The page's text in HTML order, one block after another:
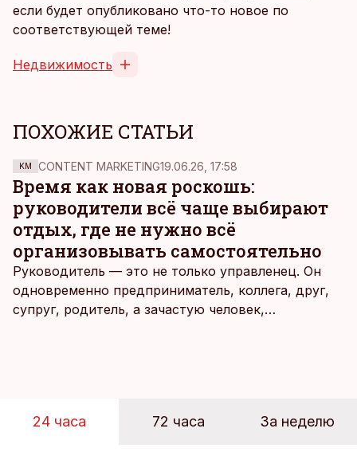
если будет опубликовано что-то новое по
соответствующей теме!
Недвижимость
ПОХОЖИЕ СТАТЬИ
KM CONTENT MARKETING19.06.26, 17:58
Время как новая роскошь:
руководители всё чаще выбирают
отдых, где не нужно всё
организовывать самостоятельно
Руководитель — это не только управленец. Он
одновременно предприниматель, коллега, друг,
супруг, родитель, а зачастую человек,
человека. Поэтому от отдыха все чаще ждут не
24 часа 72 часа За неделю